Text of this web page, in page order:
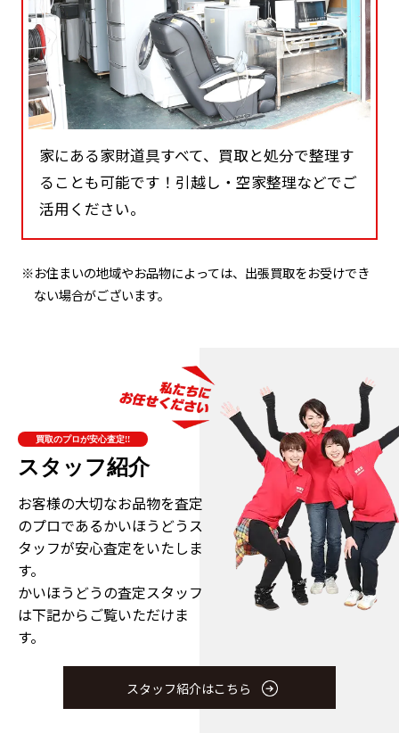
家にある家財道具すべて、買取と処分で整理す
ることも可能です！引越し・空家整理などでご
活用ください。
※お住まいの地域やお品物によっては、出張買取をお受けでき
ない場合がございます。
買取のプロが安心査定!!
スタッフ紹介
お客様の大切なお品物を査定
のプロであるかいほうどうス
タッフが安心査定をいたしま
す。
かいほうどうの査定スタッフ
は下記からご覧いただけま
す。
スタッフ紹介はこちら